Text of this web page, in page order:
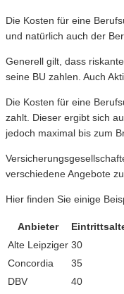
Die Kosten für eine
und natürlich auch der
Generell gilt, dass
seine BU zahlen. Auch
Die Kosten für eine
zahlt. Dieser ergibt sich
jedoch maximal bis zum
verschiedene Angebote
Hier finden Sie einige
Anbieter
Alte Leipziger 30
Concordia
35
DBV
40